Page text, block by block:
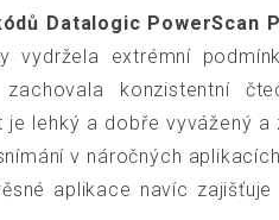
Datalogic PowerScan
vydržela extrémní
konzistentní
lehký a dobře vyvážený a
v náročných
aplikace navíc zajišťuje